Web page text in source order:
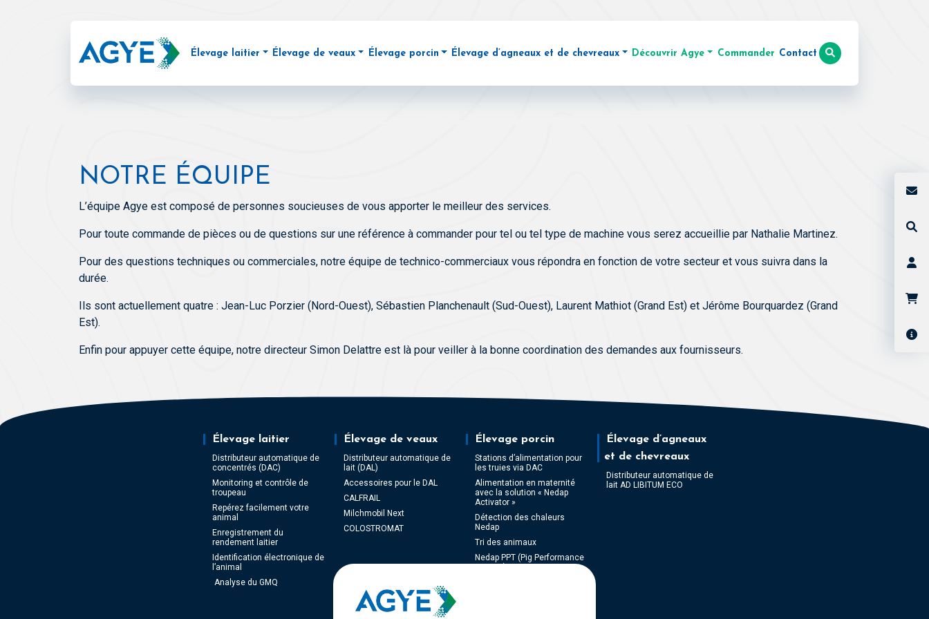
Élevage laitier
Distributeur automatique de concentrés (DAC)
Identification électronique de l’animal
Analyse du GMQ
Élevage de veaux
Distributeur automatique de lait (DAL)
Élevage porcin
Stations d’alimentation pour les truies via DAC
Élevage d’agneaux et de chevreaux
Distributeur automatique de lait AD LIBITUM ECO
Découvrir Agye
Actualités
Commander Contact
NOTRE ÉQUIPE
L’équipe Agye est composé de personnes soucieuses de vous apporter le meilleur des services.
Pour toute commande de pièces ou de questions sur une référence à commander pour tel ou tel type de machine vous serez accueillie par Nathalie Martinez.
Pour des questions techniques ou commerciales, notre équipe de technico-commerciaux vous répondra en fonction de votre secteur et vous suivra dans la
durée.
Ils sont actuellement quatre : Jean-Luc Porzier (Nord-Ouest), Sébastien Planchenault (Sud-Ouest), Laurent Mathiot (Grand Est) et Jérôme Bourquardez (Grand
Est).
Enfin pour appuyer cette équipe, notre directeur Simon Delattre est là pour veiller à la bonne coordination des demandes aux fournisseurs.
Élevage laitier
Distributeur automatique de
concentrés (DAC)
Monitoring et contrôle de
troupeau
Repérez facilement votre
animal
Enregistrement du
rendement laitier
Identification électronique de
l’animal
Analyse du GMQ
Élevage de veaux
Distributeur automatique de
lait (DAL)
Accessoires pour le DAL
CALFRAIL
Milchmobil Next
COLOSTROMAT
Élevage porcin
Stations d’alimentation pour
les truies via DAC
Alimentation en maternité
avec la solution « Nedap
Activator »
Détection des chaleurs
Nedap
Tri des animaux
Nedap PPT (Pig Performance
Élevage d’agneaux
et de chevreaux
Distributeur automatique de
lait AD LIBITUM ECO